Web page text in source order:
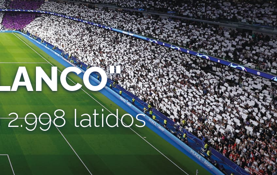
latidos